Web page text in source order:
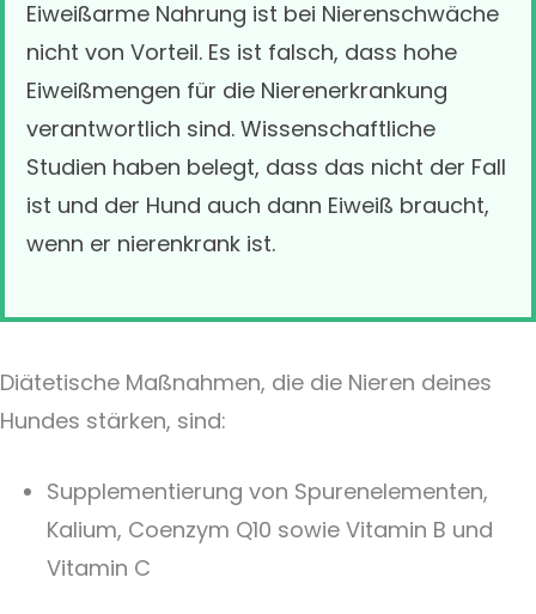
Eiweißarme Nahrung ist bei Nierenschwäche
nicht von Vorteil. Es ist falsch, dass hohe
Eiweißmengen für die Nierenerkrankung
verantwortlich sind. Wissenschaftliche
Studien haben belegt, dass das nicht der Fall
ist und der Hund auch dann Eiweiß braucht,
wenn er nierenkrank ist.
Diätetische Maßnahmen, die die Nieren deines
Hundes stärken, sind:
Supplementierung von Spurenelementen,
Kalium, Coenzym Q10 sowie Vitamin B und
Vitamin C